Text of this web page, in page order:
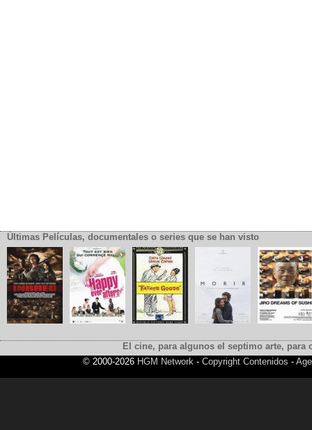
Últimas Películas, documentales o series que se han visto
El cine, para algunos el septimo arte,
© 2000-2026 HGM Network- Copyright Contenidos -